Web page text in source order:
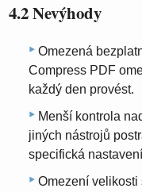
4.2 Nevýhody
Omezená
Compress PDF
každý den provést.
Menší kontrola
jiných nástrojů
specifická
Omezení